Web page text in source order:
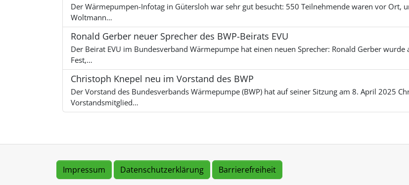
Der Wärmepumpen-Infotag in Gütersloh war sehr gut besucht: 550 Teilnehmende waren vor Ort,
Woltmann…
Ronald Gerber neuer Sprecher des BWP-Beirats EVU
Der Beirat EVU im Bundesverband Wärmepumpe hat einen neuen Sprecher: Ronald Gerber
Fest,…
Christoph Knepel neu im Vorstand des BWP
Der Vorstand des Bundesverbands Wärmepumpe (BWP) hat auf seiner Sitzung am 8. April 2025
Vorstandsmitglied…
Impressum Datenschutzerklärung Barrierefreiheit